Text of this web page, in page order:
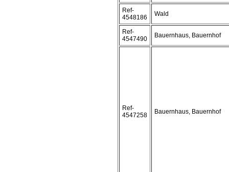
Ref-
4548186
Wald
Ref-
4547490
Bauernhaus, Bauernhof
Ref-
4547258
Bauernhaus, Bauernhof